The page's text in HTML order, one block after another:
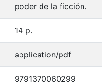
poder de la ficción.
14 p.
application/pdf
9791370060299